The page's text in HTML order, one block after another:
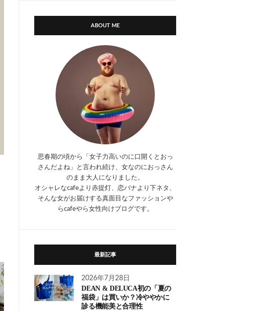
ABOUT ME
思春期の頃から「女子力高いのに口開くとおっ
さんだよね」と言われ続け、女なのにおっさん
のまま大人になりました。
オシャレなcafeより赤提灯、恋バナより下ネタ、
そんな女がお届けする真面目なファッションや
らcafeやら女性向けブログです。
最新記事
2026年7月28日
DEAN & DELUCA初の「夏の
福袋」は買いか？冷ややかに
診る機能美と合理性